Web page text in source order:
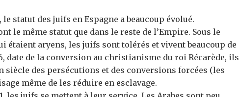
statut des juifs en Espagne a beaucoup évolué.
le même statut que dans le reste de l’Empire. Sous le
étaient aryens, les juifs sont tolérés et vivent beaucoup de
date de la conversion au christianisme du roi Récarède, ils
siècle des persécutions et des conversions forcées (les
même de les réduire en esclavage.